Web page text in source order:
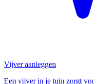
Vijver aanleggen
Een vijver in je tuin zorgt